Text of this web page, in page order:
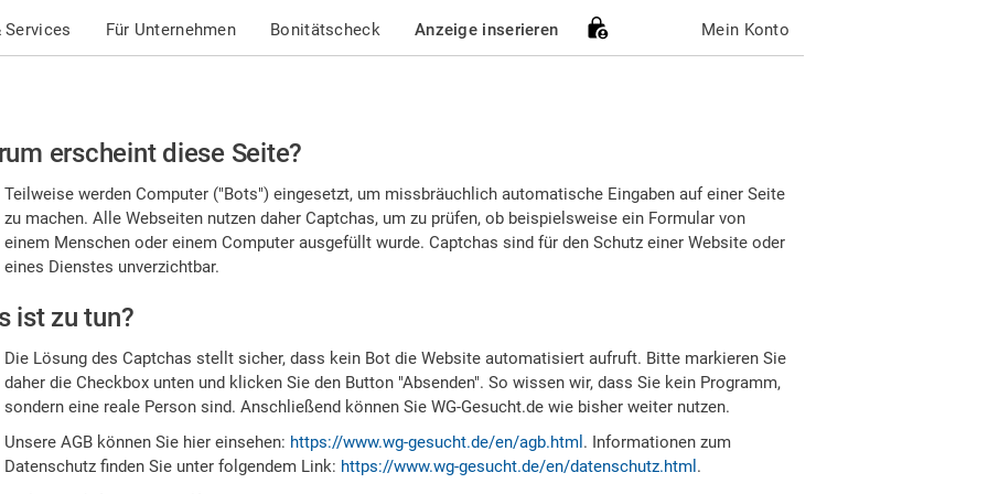
Services Für Unternehmen Bonitätscheck Anzeige inserieren Mein Konto
erscheint diese Seite?
Teilweise werden Computer ("Bots") eingesetzt, um missbräuchlich automatische Eingaben auf einer Seite
zu machen. Alle Webseiten nutzen daher Captchas, um zu prüfen, ob beispielsweise ein Formular von
einem Menschen oder einem Computer ausgefüllt wurde. Captchas sind für den Schutz einer Website oder
eines Dienstes unverzichtbar.
ist zu tun?
Die Lösung des Captchas stellt sicher, dass kein Bot die Website automatisiert aufruft. Bitte markieren Sie
daher die Checkbox unten und klicken Sie den Button "Absenden". So wissen wir, dass Sie kein Programm,
sondern eine reale Person sind. Anschließend können Sie WG-Gesucht.de wie bisher weiter nutzen.
Unsere AGB können Sie hier einsehen: https://www.wg-gesucht.de/en/agb.html . Informationen zum
Datenschutz finden Sie unter folgendem Link: https://www.wg-gesucht.de/en/datenschutz.html .